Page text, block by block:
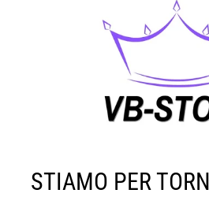
STIAMO PER